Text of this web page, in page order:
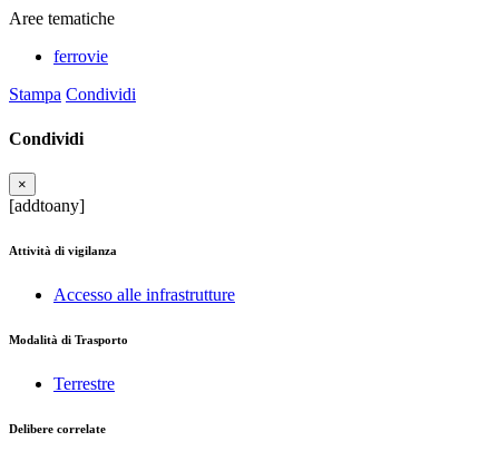
Aree tematiche
ferrovie
Stampa Condividi
Condividi
×
[addtoany]
Attività di vigilanza
Accesso alle infrastrutture
Modalità di Trasporto
Terrestre
Delibere correlate